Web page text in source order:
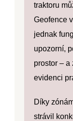
traktoru
Geofence
jednak
upozorní,
prostor – a
evidenci
Díky
strávil